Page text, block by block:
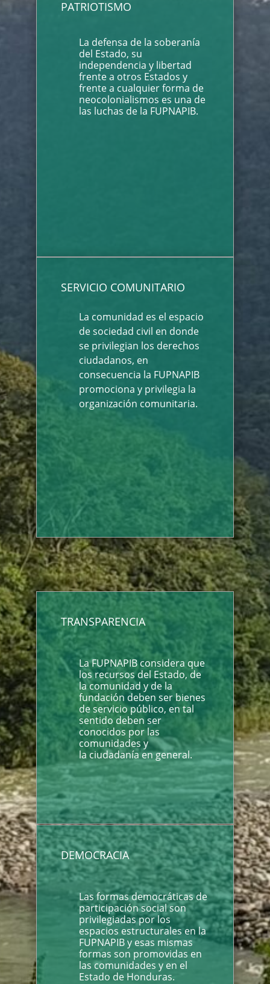
PATRIOTISMO
La defensa de la soberanía
del Estado, su
independencia y libertad
frente a otros Estados y
frente a cualquier forma de
neocolonialismos es una de
las luchas de la FUPNAPIB.
SERVICIO COMUNITARIO
La comunidad es el espacio
de sociedad civil en donde
se privilegian los derechos
ciudadanos, en
consecuencia la FUPNAPIB
promociona y privilegia la
organización comunitaria.
TRANSPARENCIA
La FUPNAPIB considera que
los recursos del Estado, de
la comunidad y de la
fundación deben ser bienes
de servicio público, en tal
sentido deben ser
conocidos por las
comunidades y
la ciudadanía en general.
DEMOCRACIA
Las formas democráticas de
participación social son
privilegiadas por los
espacios estructurales en la
FUPNAPIB y esas mismas
formas son promovidas en
las comunidades y en el
Estado de Honduras.